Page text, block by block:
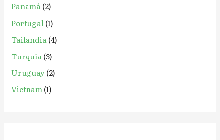
Panamá(2)
Portugal(1)
Tailandia(4)
Turquía(3)
Uruguay(2)
Vietnam(1)